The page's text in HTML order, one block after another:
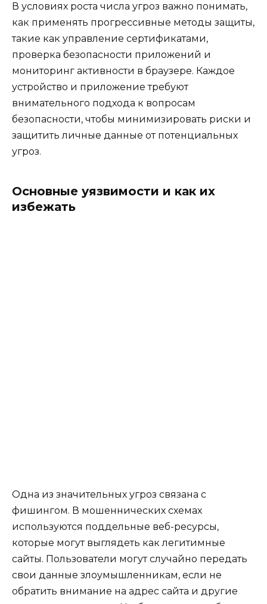
В условиях роста числа угроз важно понимать,
как применять прогрессивные методы защиты,
такие как управление сертификатами,
проверка безопасности приложений и
мониторинг активности в браузере. Каждое
устройство и приложение требуют
внимательного подхода к вопросам
безопасности, чтобы минимизировать риски и
защитить личные данные от потенциальных
угроз.
Основные уязвимости и как их
избежать
Одна из значительных угроз связана с
фишингом. В мошеннических схемах
используются поддельные веб-ресурсы,
которые могут выглядеть как легитимные
сайты. Пользователи могут случайно передать
свои данные злоумышленникам, если не
обратить внимание на адрес сайта и другие